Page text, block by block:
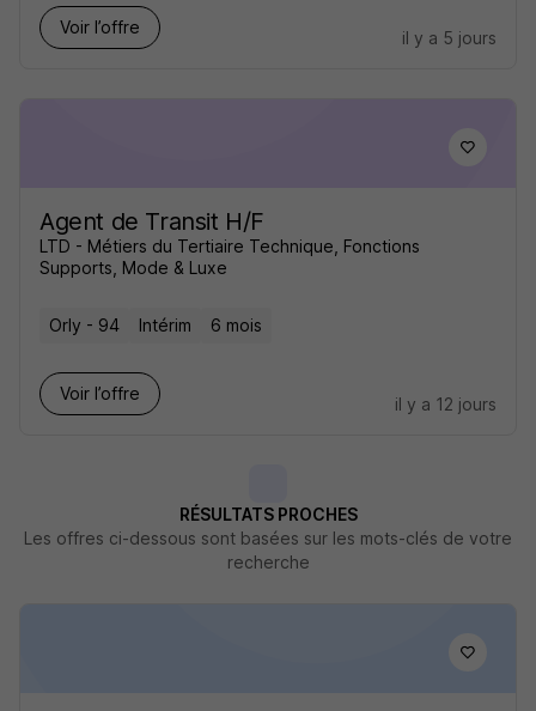
Voir l’offre
il y a 5 jours
Agent de Transit H/F
LTD - Métiers du Tertiaire Technique, Fonctions
Supports, Mode & Luxe
Orly - 94 Intérim 6 mois
Voir l’offre
il y a 12 jours
RÉSULTATS PROCHES
Les offres ci-dessous sont basées sur les mots-clés de votre
recherche